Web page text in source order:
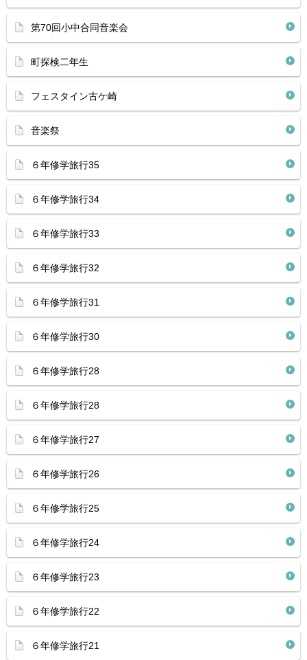
第70回小中合同音楽会
町探検二年生
フェスタイン古ケ崎
音楽祭
６年修学旅行35
６年修学旅行34
６年修学旅行33
６年修学旅行32
６年修学旅行31
６年修学旅行30
６年修学旅行28
６年修学旅行28
６年修学旅行27
６年修学旅行26
６年修学旅行25
６年修学旅行24
６年修学旅行23
６年修学旅行22
６年修学旅行21